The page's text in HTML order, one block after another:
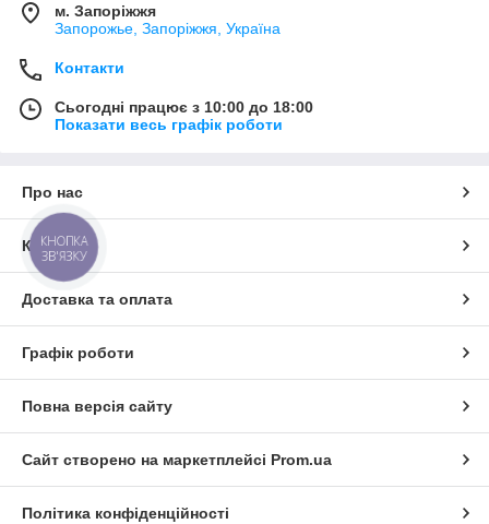
м. Запоріжжя
Запорожье, Запоріжжя, Україна
Контакти
Сьогодні працює з 10:00 до 18:00
Показати весь графік роботи
Про нас
Контакти
Доставка та оплата
Графік роботи
Повна версія сайту
Сайт створено на маркетплейсі Prom.ua
Політика конфіденційності
КНОПКА
ЗВ'ЯЗКУ